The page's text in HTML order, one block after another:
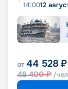
14:0012
от 44 528 ₽
48 400₽ /чел